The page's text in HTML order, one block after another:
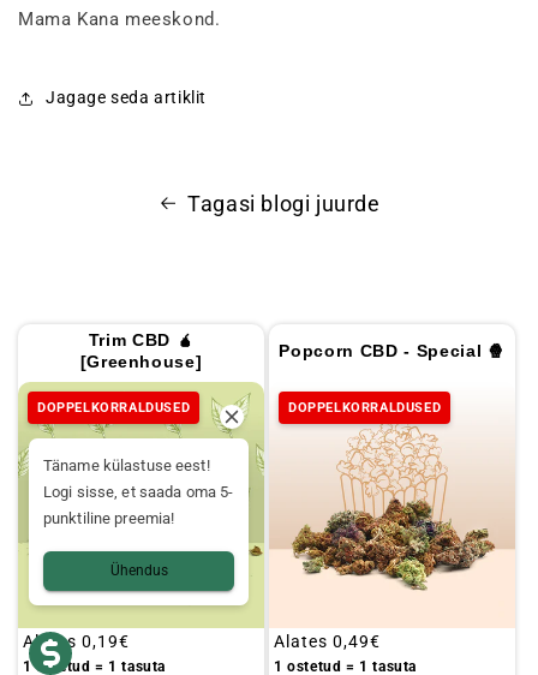
Mama Kana meeskond.
Jagage seda artiklit
Tagasi blogi juurde
Trim CBD 🧉
[Greenhouse]
DOPPELKORRALDUSED
Tavaline
hind
Alates 0,19€
1 ostetud = 1 tasuta
Popcorn CBD - Special 🍿
DOPPELKORRALDUSED
Tavaline
hind
Alates 0,49€
1 ostetud = 1 tasuta
Täname külastuse eest!
Logi sisse, et saada oma 5-
punktiline preemia!
Ühendus